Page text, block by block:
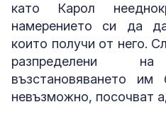
като Карол
намерението си да
които получи от него.
разпределени
възстановяването им
невъзможно, посочват